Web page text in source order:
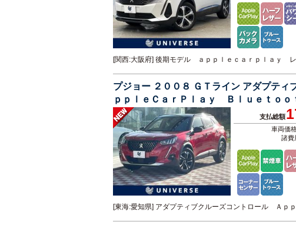
[関西:大阪府] 後期モデル ａｐｐｌｅｃａｒｐｌａｙ
プジョー ２００８ ＧＴライン アダプテ
ｐｐｌｅＣａｒＰｌａｙ Ｂｌｕｅｔｏ
ＥＴＣ 禁煙車
支払総額
車両価
諸費
[東海:愛知県] アダプティブクルーズコントロール Ａ